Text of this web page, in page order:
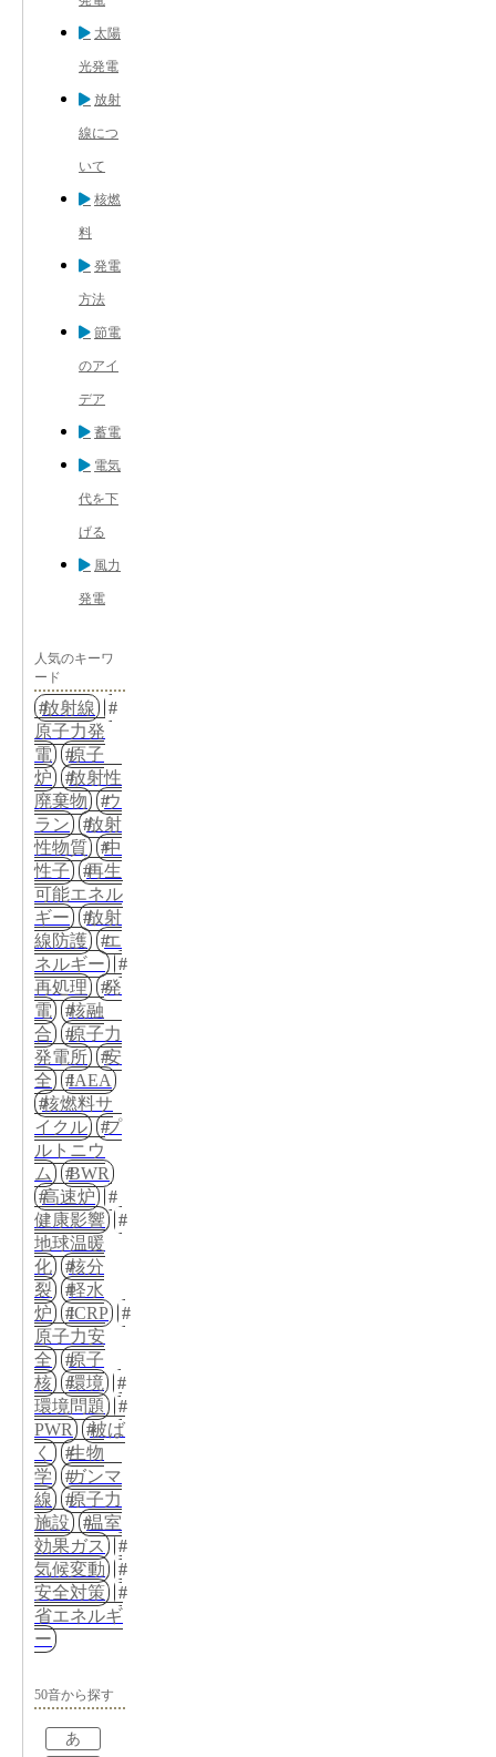
太陽
光発電
放射
線につ
いて
核燃
料
発電
方法
節電
のアイ
デア
蓄電
電気
代を下
げる
風力
発電
人気のキーワ
ード
放射線
原子力発
電
原子
炉
放射性
廃棄物
ウ
ラン
放射
性物質
中
性子
再生
可能エネル
ギー
放射
線防護
エ
ネルギー
再処理
発
電
核融
合
原子力
発電所
安
全
IAEA
核燃料サ
イクル
プ
ルトニウ
ム
BWR
高速炉
健康影響
地球温暖
化
核分
裂
軽水
炉
ICRP
原子力安
全
原子
核
環境
環境問題
PWR
被ば
く
生物
学
ガンマ
線
原子力
施設
温室
効果ガス
気候変動
安全対策
省エネルギ
ー
50音から探す
あ